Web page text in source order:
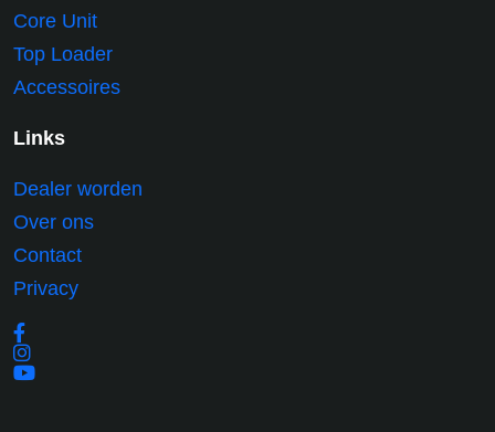
Core Unit
Top Loader
Accessoires
Links
Dealer worden
Over ons
Contact
Privacy